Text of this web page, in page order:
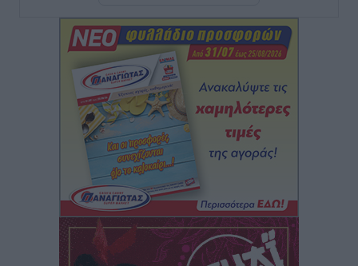
Έκτακτο επίδομα παιδιού: Έως 10 Αυγούστου η
προθεσμία για ΑΦΜ – Ποιοι πάνε ταμείο
πριν 2 ώρες
ASTYBUS: 27.642 διαδρομές στην Αστυπάλαια – Το
«έξυπνο» μοντέλο μετακίνησης που έγινε μέρος της
καθημερινότητας
Τοπικές Ειδήσεις• πριν 2 ώρες
Ερώτηση Μπελέρη σε Κομισιόν για τη δημιουργία
«σύγχρονου Ευρωπαϊκού Ταμείου Αντιμετώπισης